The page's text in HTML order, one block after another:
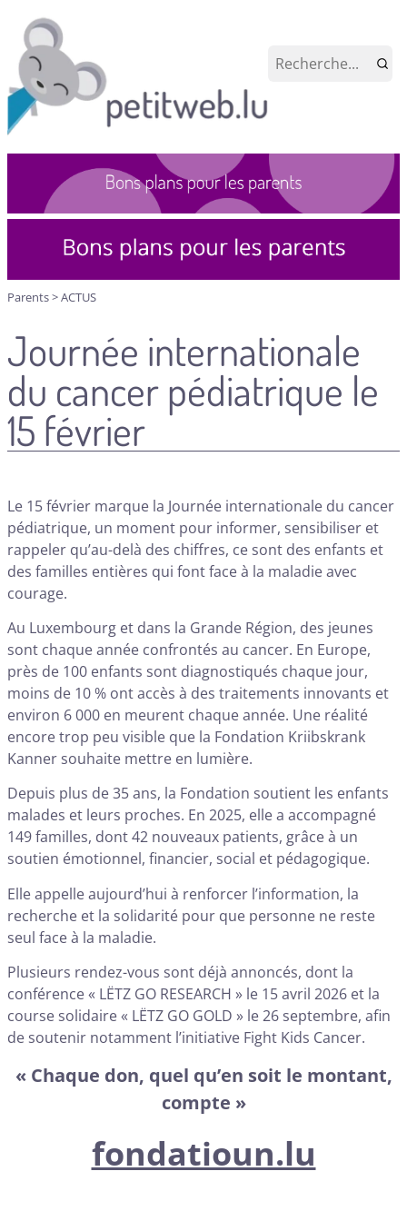
Parents>ACTUS
Journée internationale
du cancer pédiatrique le
15 février
Le 15 février marque la Journée internationale du cancer
pédiatrique, un moment pour informer, sensibiliser et
rappeler qu’au-delà des chiffres, ce sont des enfants et
des familles entières qui font face à la maladie avec
courage.
Au Luxembourg et dans la Grande Région, des jeunes
sont chaque année confrontés au cancer. En Europe,
près de 100 enfants sont diagnostiqués chaque jour,
moins de 10 % ont accès à des traitements innovants et
environ 6 000 en meurent chaque année. Une réalité
encore trop peu visible que la Fondation Kriibskrank
Kanner souhaite mettre en lumière.
Depuis plus de 35 ans, la Fondation soutient les enfants
malades et leurs proches. En 2025, elle a accompagné
149 familles, dont 42 nouveaux patients, grâce à un
soutien émotionnel, financier, social et pédagogique.
Elle appelle aujourd’hui à renforcer l’information, la
recherche et la solidarité pour que personne ne reste
seul face à la maladie.
Plusieurs rendez-vous sont déjà annoncés, dont la
conférence « LËTZ GO RESEARCH » le 15 avril 2026 et la
course solidaire « LËTZ GO GOLD » le 26 septembre, afin
de soutenir notamment l’initiative Fight Kids Cancer.
« Chaque don, quel qu’en soit le montant,
compte »
fondatioun.lu